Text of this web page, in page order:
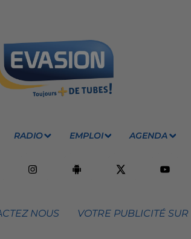
RADIO EMPLOI AGENDA
NOUS VOTRE PUBLICITÉ